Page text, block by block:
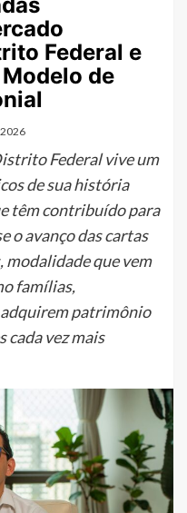
Federal e
de
Federal vive um
de sua história
têm contribuído para
o avanço das cartas
modalidade que vem
famílias,
patrimônio
cada vez mais